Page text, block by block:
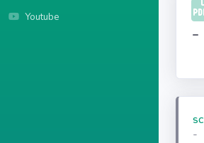
Youtube
-
-